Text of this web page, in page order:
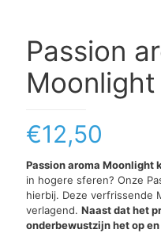
Passion
Moonlight
€12,50
Passion aroma Moonlight
in hogere sferen? Onze
hierbij. Deze verfrissende
verlagend. Naast dat het
onderbewustzijn het op